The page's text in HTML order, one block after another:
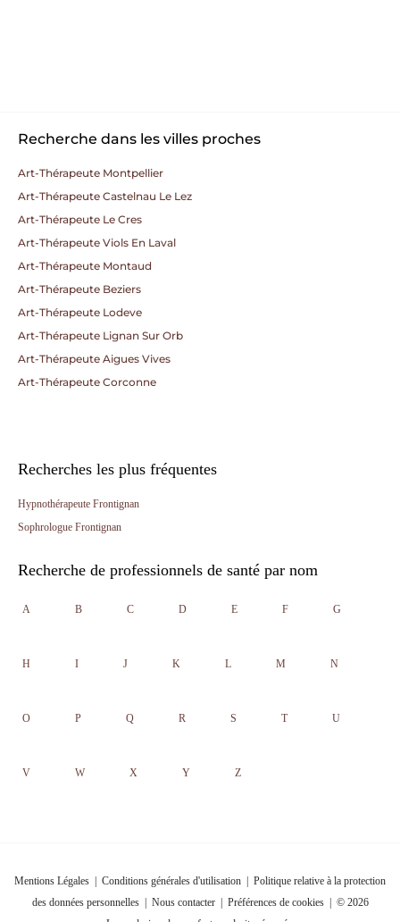
Recherche dans les villes proches
Art-Thérapeute Montpellier
Art-Thérapeute Castelnau Le Lez
Art-Thérapeute Le Cres
Art-Thérapeute Viols En Laval
Art-Thérapeute Montaud
Art-Thérapeute Beziers
Art-Thérapeute Lodeve
Art-Thérapeute Lignan Sur Orb
Art-Thérapeute Aigues Vives
Art-Thérapeute Corconne
Recherches les plus fréquentes
Hypnothérapeute Frontignan
Sophrologue Frontignan
Recherche de professionnels de santé par nom
A B C D E F G
H I J K L M N
O P Q R S T U
V W X Y Z
Mentions Légales Conditions générales d'utilisation
Politique relative à la protection
des données personnelles| Nous contacter| Préférences de cookies| © 2026